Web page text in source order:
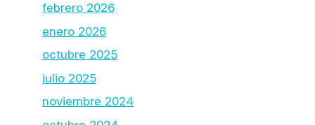
febrero 2026
enero 2026
octubre 2025
julio 2025
noviembre 2024